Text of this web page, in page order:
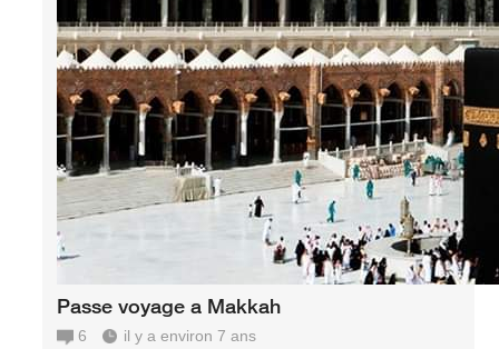
Passe voyage a Makkah
6 il y a environ 7 ans